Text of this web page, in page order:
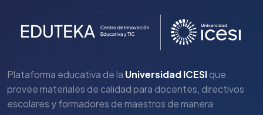
Plataforma educativa de la Universidad ICESIque
provee materiales de calidad para docentes, directivos
escolares y formadores de maestros de manera